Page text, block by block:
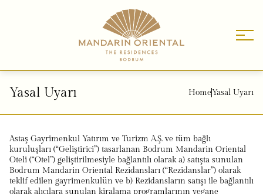
Yasal Uyarı HomeYasal Uyarı
Astaş Gayrimenkul Yatırım ve Turizm A.Ş. ve tüm bağlı
kuruluşları (“Geliştirici”) tasarlanan Bodrum Mandarin Oriental
Oteli (“Otel”) geliştirilmesiyle bağlantılı olarak a) satışta sunulan
Bodrum Mandarin Oriental Rezidansları (“Rezidanslar”) olarak
teklif edilen gayrimenkulün ve b) Rezidansların satışı ile bağlantılı
olarak alıcılara sunulan kiralama programlarının yegane